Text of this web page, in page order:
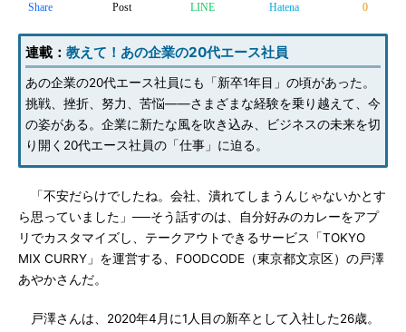
Share Post LINE Hatena 0
連載： 教えて！あの企業の20代エース社員
あの企業の20代エース社員にも「新卒1年目」の頃があった。
挑戦、挫折、努力、苦悩――さまざまな経験を乗り越えて、今
の姿がある。企業に新たな風を吹き込み、ビジネスの未来を切
り開く20代エース社員の「仕事」に迫る。
「不安だらけでしたね。会社、潰れてしまうんじゃないかとす
ら思っていました」──そう話すのは、自分好みのカレーをアプ
リでカスタマイズし、テークアウトできるサービス「TOKYO
MIX CURRY」を運営する、FOODCODE（東京都文京区）の戸澤
あやかさんだ。
戸澤さんは、2020年4月に1人目の新卒として入社した26歳。